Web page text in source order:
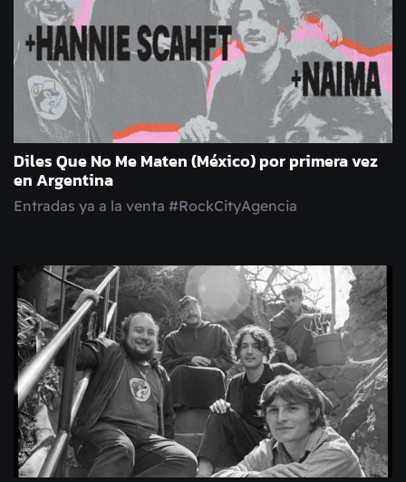
Diles Que No Me Maten (México) por primera vez
en Argentina
Entradas ya a la venta #RockCityAgencia